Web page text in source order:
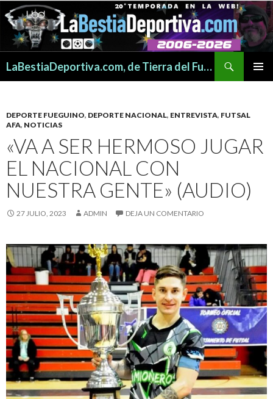
LaBestiaDeportiva.com, de Tierra del Fuego para todo el mundo
DEPORTE FUEGUINO, DEPORTE NACIONAL, ENTREVISTA, FUTSAL
AFA, NOTICIAS
«VA A SER HERMOSO JUGAR
EL NACIONAL CON
NUESTRA GENTE» (AUDIO)
27 JULIO, 2023 ADMIN DEJA UN COMENTARIO